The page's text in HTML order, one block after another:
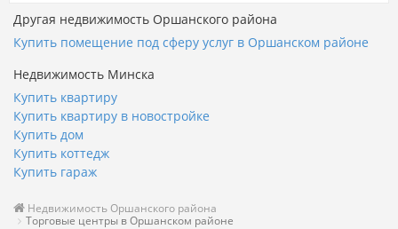
Другая недвижимость Оршанского района
Купить помещение под сферу услуг в Оршанском районе
Недвижимость Минска
Купить квартиру
Купить квартиру в новостройке
Купить дом
Купить коттедж
Купить гараж
Недвижимость Оршанского района
Торговые центры в Оршанском районе